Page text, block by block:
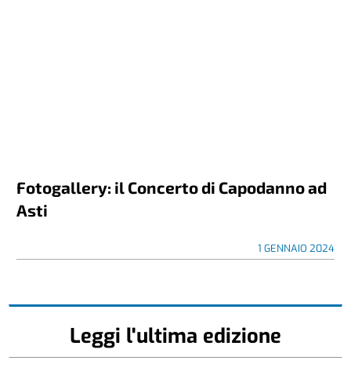
Fotogallery: il Concerto di Capodanno ad
Asti
1 GENNAIO 2024
Leggi l'ultima edizione